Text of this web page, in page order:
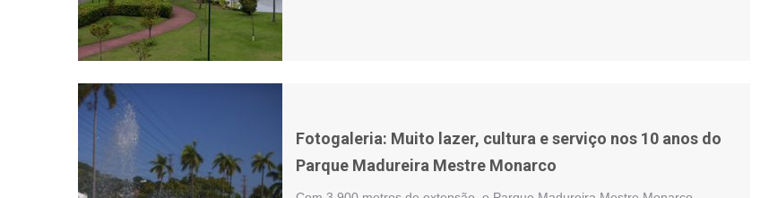
Fotogaleria: Muito lazer, cultura e serviço nos 10 anos do
Parque Madureira Mestre Monarco